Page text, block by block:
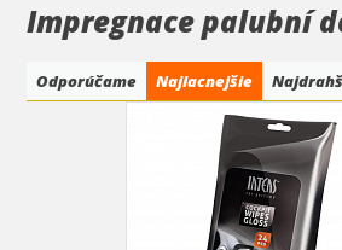
Impregnace palubní
Odporúčame Najlacnejšie